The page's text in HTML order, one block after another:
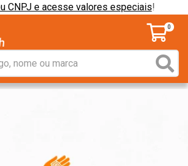
CNPJ e acesse valores especiais!
0